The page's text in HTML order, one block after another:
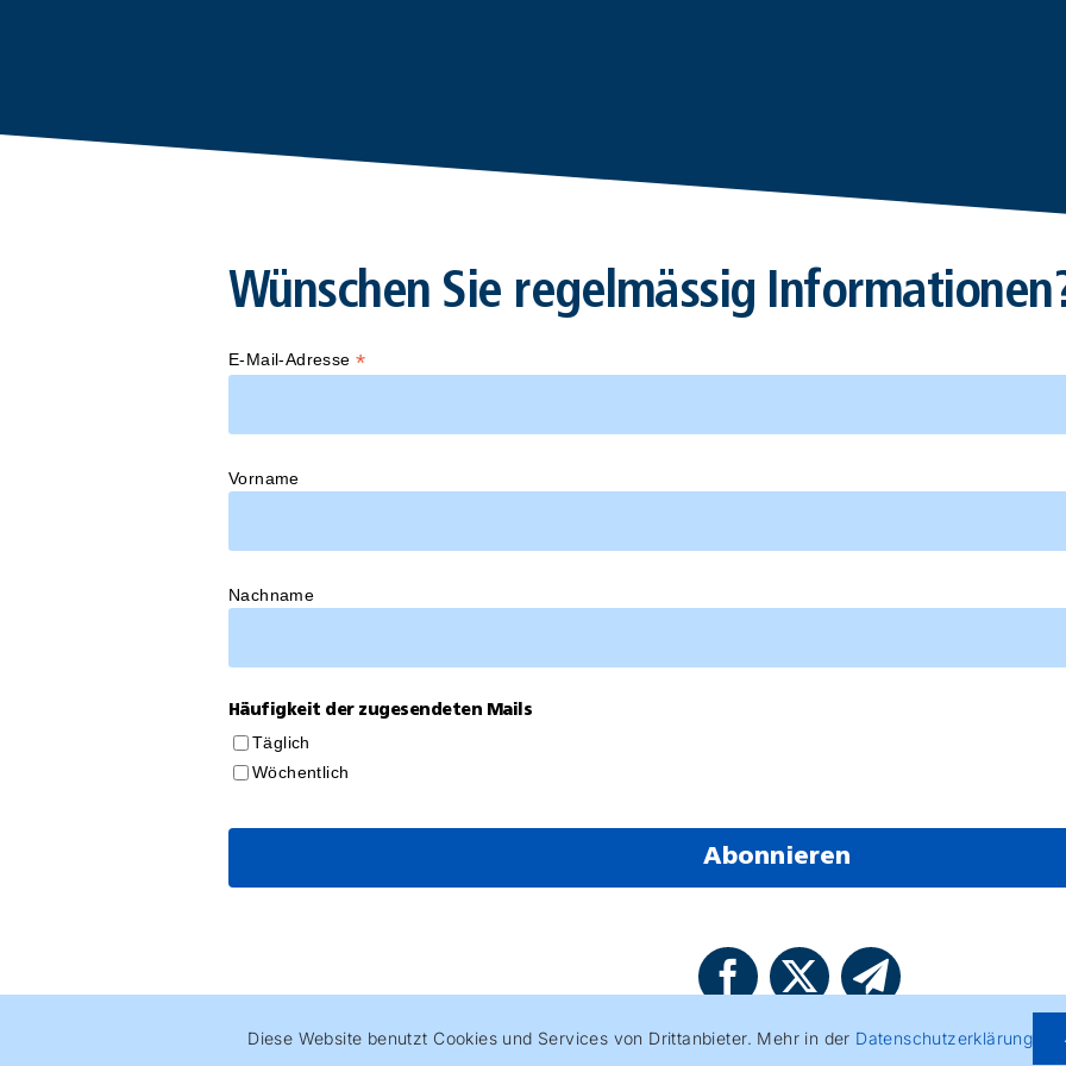
Wünschen Sie regelmässig
E-Mail-Adresse*
Vorname
Nachname
Häufigkeit der zugesendeten Mails
Täglich
Wöchentlich
Copyright © Goal AG | Datenschutzerklärung
Diese Website benutzt Cookies und Services von Drittanbieter. Mehr in der Datenschutzerklärung